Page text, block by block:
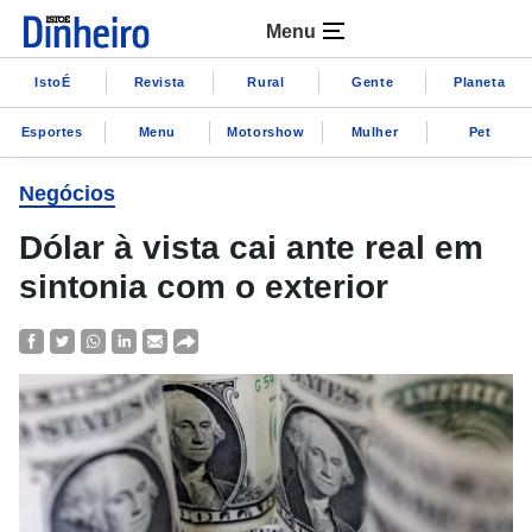
Menu
IstoÉ Revista Rural Gente Planeta
Esportes Menu Motorshow Mulher Pet
Negócios
Dólar à vista cai ante real em
sintonia com o exterior